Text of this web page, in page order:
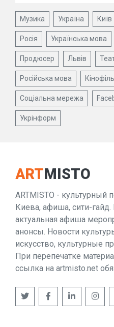
Музика Україна Київ
Росія Українська мова
Продюсер Львів
Російська мова
Соціальна мережа
Укрінформ
ARTMISTO
ARTMISTO - культурный
Киева, афиша, сити-гайд.
актуальная афиша
анонсы. Новости
искусство, культурные
При перепечатке
ссылка на artmisto.net